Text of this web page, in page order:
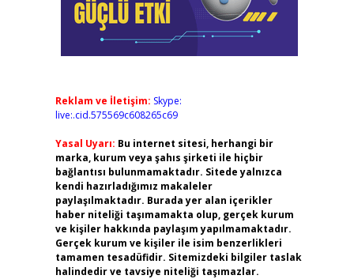
Reklam ve İletişim: Skype:
live:.cid.575569c608265c69
Yasal Uyarı: Bu internet sitesi, herhangi bir
marka, kurum veya şahıs şirketi ile hiçbir
bağlantısı bulunmamaktadır. Sitede yalnızca
kendi hazırladığımız makaleler
paylaşılmaktadır. Burada yer alan içerikler
haber niteliği taşımamakta olup, gerçek kurum
ve kişiler hakkında paylaşım yapılmamaktadır.
Gerçek kurum ve kişiler ile isim benzerlikleri
tamamen tesadüfidir. Sitemizdeki bilgiler taslak
halindedir ve tavsiye niteliği taşımazlar.